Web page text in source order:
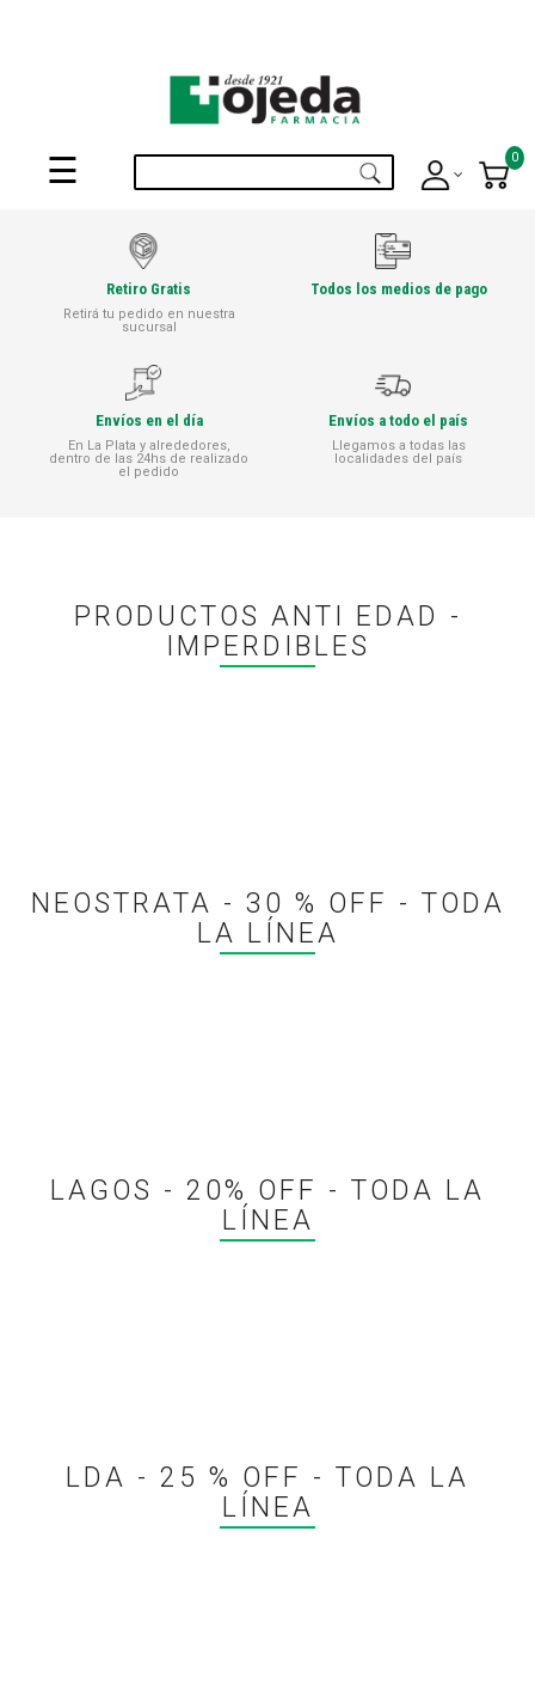
0
Navegación
palanca
☰
Retiro Gratis
Retirá tu pedido en nuestra
sucursal
Todos los medios de pago
Envíos en el día
En La Plata y alrededores,
dentro de las 24hs de realizado
el pedido
Envíos a todo el país
Llegamos a todas las
localidades del país
PRODUCTOS ANTI EDAD -
IMPERDIBLES
NEOSTRATA - 30 % OFF - TODA
LA LÍNEA
LAGOS - 20% OFF - TODA LA
LÍNEA
LDA - 25 % OFF - TODA LA
LÍNEA